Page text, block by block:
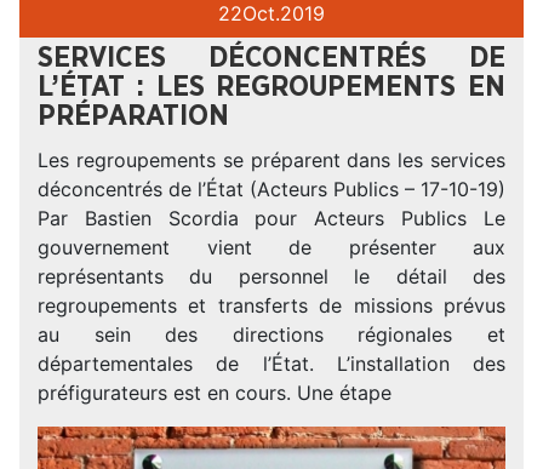
22Oct.2019
SERVICES DÉCONCENTRÉS DE
L’ÉTAT : LES REGROUPEMENTS EN
PRÉPARATION
Les regroupements se préparent dans les services
déconcentrés de l’État (Acteurs Publics – 17-10-19)
Par Bastien Scordia pour Acteurs Publics Le
gouvernement vient de présenter aux
représentants du personnel le détail des
regroupements et transferts de missions prévus
au sein des directions régionales et
départementales de l’État. L’installation des
préfigurateurs est en cours. Une étape